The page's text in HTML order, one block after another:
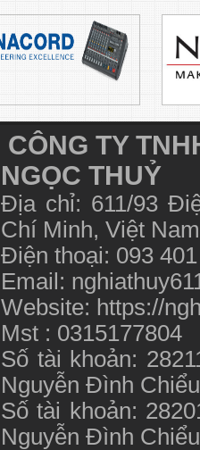
CÔNG TY
NGỌC THUỶ
Địa chỉ: 611/93
Chí Minh, Việt
Điện thoại: 093
Email:
Website: https://
Mst : 0315177804
Số tài khoản:
Nguyễn Đình
Số tài khoản:
Nguyễn Đình